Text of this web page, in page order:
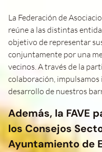
La Federación de
reúne a las distintas
objetivo de representar
conjuntamente por una
vecinos. A través de la
colaboración,
desarrollo de nuestros
Además, la FAVE
los Consejos
Ayuntamiento de